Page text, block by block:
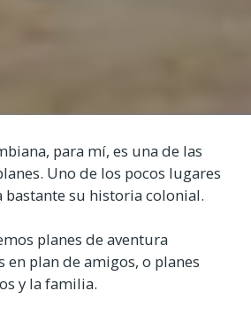
para mí, es una de las
Uno de los pocos lugares
bastante su historia colonial.
planes de aventura
en plan de amigos, o planes
y la familia.